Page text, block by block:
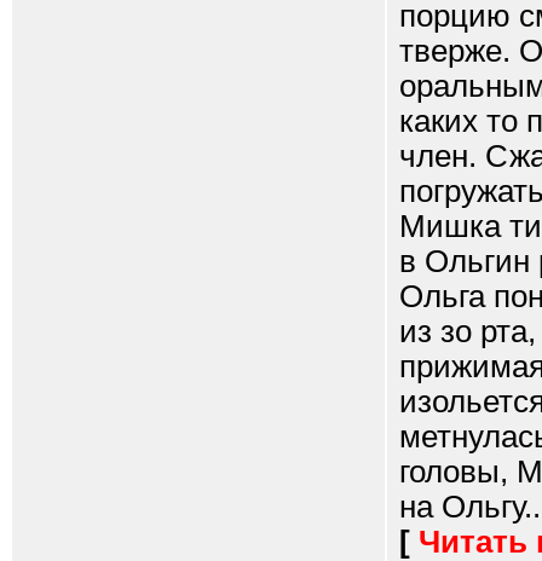
порцию
тверже.
каких то
член.
Мишка
в Ольгин
Ольга
из зо
головы,
на
[ Читать